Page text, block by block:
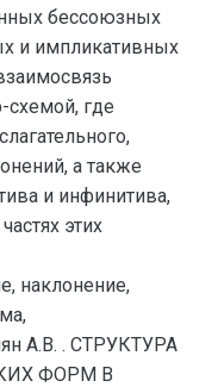
бессоюзных
и импликативных
схемой, где
а также
и инфинитива,
этих
наклонение,
А.В. . СТРУКТУРА
ФОРМ В